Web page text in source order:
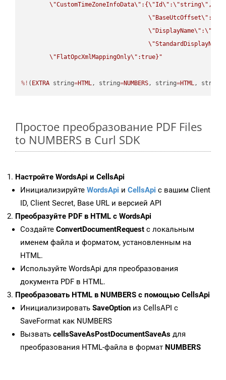
\"CustomTimeZoneInfoData\" :{\"Id\" :\"string\" ,
\" BaseUtcOffset\" :
\" DisplayName\" :\"
\"StandardDisplayName
\" FlatOpcXmlMappingOnly\" :true}"
%! ( EXTRA string=HTML, string=NUMBERS, string=HTML, string
Простое преобразование PDF Files
to NUMBERS в Curl SDK
Настройте WordsApi и CellsApi
Инициализируйте WordsApi и CellsApi с вашим Client
ID, Client Secret, Base URL и версией API
Преобразуйте PDF в HTML с WordsApi
Создайте ConvertDocumentRequest с локальным
именем файла и форматом, установленным на
HTML.
Используйте WordsApi для преобразования
документа PDF в HTML.
Преобразовать HTML в NUMBERS с помощью CellsApi
Инициализировать SaveOption из CellsAPI с
SaveFormat как NUMBERS
Вызвать cellsSaveAsPostDocumentSaveAs для
преобразования HTML-файла в формат NUMBERS